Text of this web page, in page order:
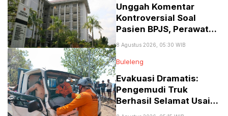
Unggah Komentar
Kontroversial Soal
Pasien BPJS, Perawat
RSA UGM Dikenai
8 Agustus 2026, 05:30 WIB
Buleleng
Evakuasi Dramatis:
Pengemudi Truk
Berhasil Selamat Usai
Terjepit Kecelakaan